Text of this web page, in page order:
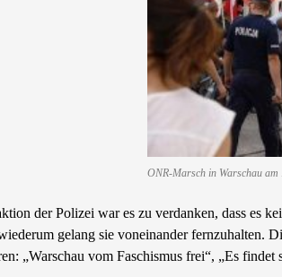
ONR-Marsch in Warschau am
der Polizei war es zu verdanken, dass es
gelang sie voneinander
„Warschau vom Faschismus frei“, „Es